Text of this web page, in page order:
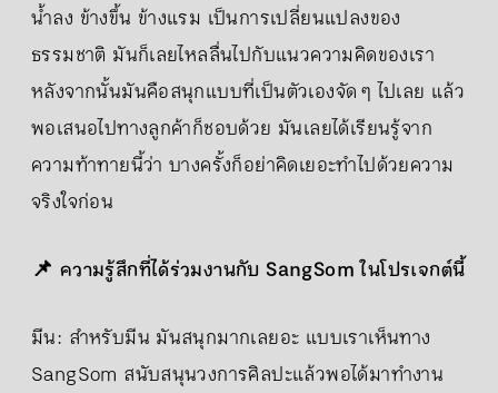
น้ำลง ข้างขึ้น ข้างแรม เป็นการเปลี่ยนแปลงของ
ธรรมชาติ มันก็เลยไหลลื่นไปกับแนวความคิดของเรา
หลังจากนั้นมันคือสนุกแบบที่เป็นตัวเองจัด ๆ ไปเลย แล้ว
พอเสนอไปทางลูกค้าก็ชอบด้วย มันเลยได้เรียนรู้จาก
ความท้าทายนี้ว่า บางครั้งก็อย่าคิดเยอะทำไปด้วยความ
จริงใจก่อน
📌 ความรู้สึกที่ได้ร่วมงานกับ SangSom ในโปรเจกต์นี้
มีน: สำหรับมีน มันสนุกมากเลยอะ แบบเราเห็นทาง
SangSom สนับสนุนวงการศิลปะแล้วพอได้มาทำงาน